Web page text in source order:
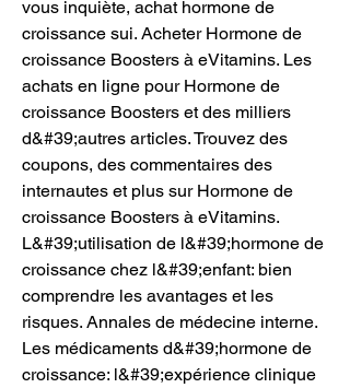
vous inquiète, achat hormone de
croissance sui. Acheter Hormone de
croissance Boosters à eVitamins. Les
achats en ligne pour Hormone de
croissance Boosters et des milliers
d&#39;autres articles. Trouvez des
coupons, des commentaires des
internautes et plus sur Hormone de
croissance Boosters à eVitamins.
L&#39;utilisation de l&#39;hormone de
croissance chez l&#39;enfant: bien
comprendre les avantages et les
risques. Annales de médecine interne.
Les médicaments d&#39;hormone de
croissance: l&#39;expérience clinique